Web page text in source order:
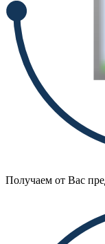
Получаем от Вас